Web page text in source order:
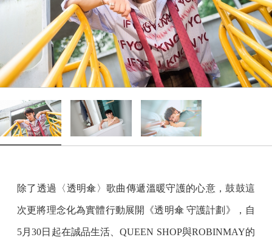
除了透過〈透明傘〉歌曲傳遞溫暖守護的心意，鼓鼓這
次更將理念化為實體行動展開《透明傘 守護計劃》，自
5月30日起在誠品生活、QUEEN SHOP與ROBINMAY的